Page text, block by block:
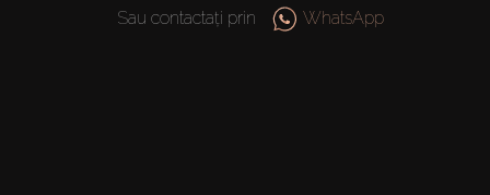
Sau contactați prin WhatsApp